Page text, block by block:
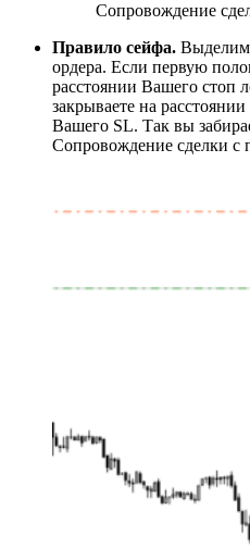
Сопровождение
Правило сейфа. Выделим
ордера. Если первую
расстоянии Вашего стоп
закрываете на
Вашего SL. Так вы
Сопровождение сделки с